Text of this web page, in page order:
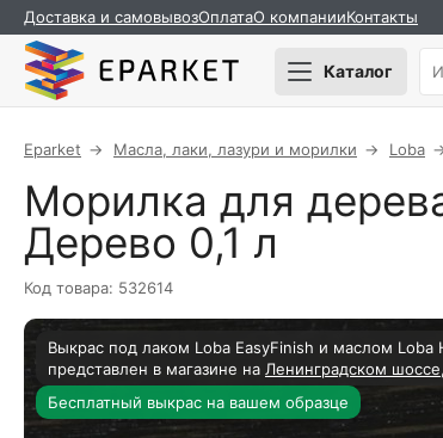
Доставка и самовывозОплатаО компанииКонтакты
Каталог
Eparket Масла, лаки, лазури и морилки Loba
Морилка для
Дерево 0,1 л
Код товара: 532614
Выкрас под лаком Loba EasyFinish и маслом Loba
представлен в магазине на Ленинградском
Бесплатный выкрас на вашем образце